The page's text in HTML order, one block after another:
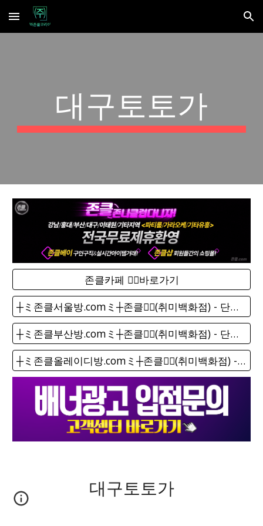
Skip to main content Skip to navigation
대구토토가
존클카페 ❤️‍🔥바로가기
┼ミ존클서울방.comミ┼존클❤️‍🔥(취미백화점) - 단톡방
┼ミ존클부산방.comミ┼존클❤️‍🔥(취미백화점) - 단톡방
┼ミ존클올레이디방.comミ┼존클❤️‍🔥(취미백화점) - 단톡방
대구토토가